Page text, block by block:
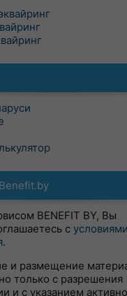
BENEFIT BY, Вы
с условиями
.
и размещение
только с разрешения
и с указанием